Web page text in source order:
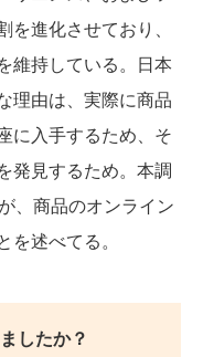
進化させており、
維持している。日本
理由は、実際に商品
に入手するため、そ
発見するため。本調
、商品のオンライン
述べてる。
したか？